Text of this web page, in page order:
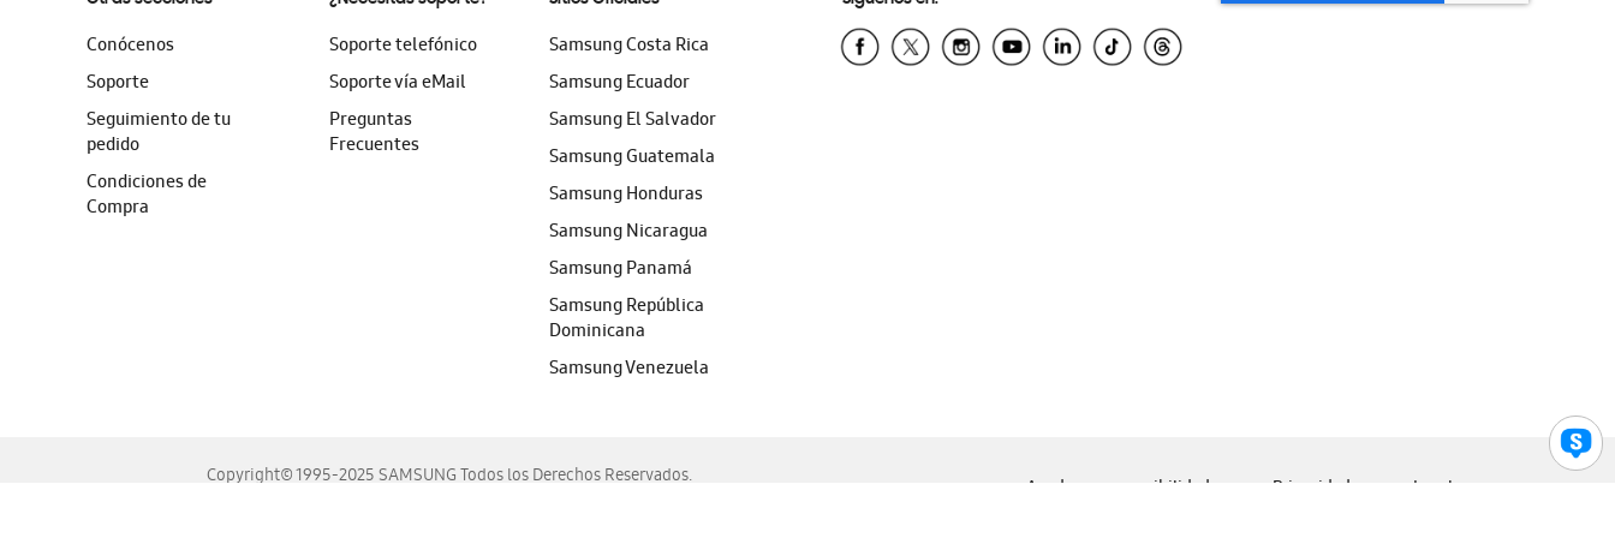
Conócenos
Soporte
Seguimiento de tu
pedido
Condiciones de
Compra
Soporte telefónico
Soporte vía eMail
Preguntas
Frecuentes
Samsung Costa Rica
Samsung Ecuador
Samsung El Salvador
Samsung Guatemala
Samsung Honduras
Samsung Nicaragua
Samsung Panamá
Samsung República
Dominicana
Samsung Venezuela
Copyright© 1995-2025 SAMSUNG Todos los Derechos Reservados.
Ayuda para accesibilidad Privacidad Legal